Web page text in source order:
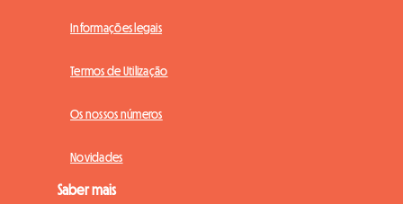
Informações legais
Termos de Utilização
Os nossos números
Novidades
Saber mais